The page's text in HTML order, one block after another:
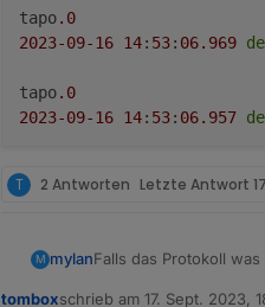
tapo.0
2023-09-16 14: 53: 06.969
tapo.0
2023-09-16 14: 53: 06.957
2023-09-16 14:53:06.535
2023-09-16 14:53:06.534
T 2 Antworten Letzte Antwort
M mylanFalls das Protokoll
tomboxschrieb am 17. Sept. 2023,